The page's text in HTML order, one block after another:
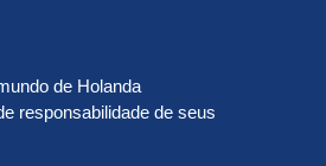
de Holanda
responsabilidade de seus